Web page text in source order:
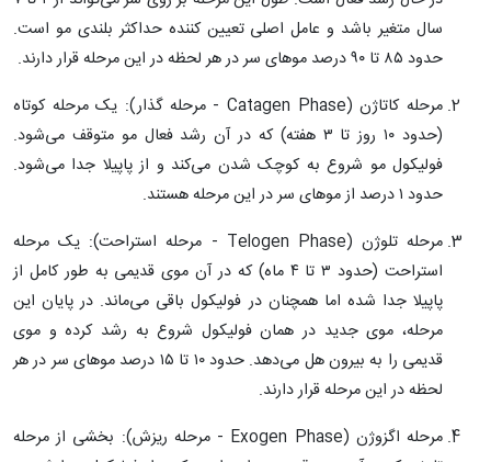
سال متغیر باشد و عامل اصلی تعیین کننده حداکثر بلندی مو است.
حدود ۸۵ تا ۹۰ درصد موهای سر در هر لحظه در این مرحله قرار دارند.
مرحله کاتاژن (Catagen Phase - مرحله گذار): یک مرحله کوتاه
(حدود ۱۰ روز تا ۳ هفته) که در آن رشد فعال مو متوقف می‌شود.
فولیکول مو شروع به کوچک شدن می‌کند و از پاپیلا جدا می‌شود.
حدود ۱ درصد از موهای سر در این مرحله هستند.
مرحله تلوژن (Telogen Phase - مرحله استراحت): یک مرحله
استراحت (حدود ۳ تا ۴ ماه) که در آن موی قدیمی به طور کامل از
پاپیلا جدا شده اما همچنان در فولیکول باقی می‌ماند. در پایان این
مرحله، موی جدید در همان فولیکول شروع به رشد کرده و موی
قدیمی را به بیرون هل می‌دهد. حدود ۱۰ تا ۱۵ درصد موهای سر در هر
لحظه در این مرحله قرار دارند.
مرحله اگزوژن (Exogen Phase - مرحله ریزش): بخشی از مرحله